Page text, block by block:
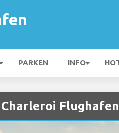
PARKEN INFO
Flughafen